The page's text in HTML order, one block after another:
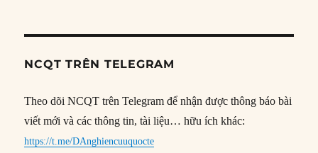
NCQT TRÊN TELEGRAM
Theo dõi NCQT trên Telegram để nhận được thông báo bài
viết mới và các thông tin, tài liệu… hữu ích khác:
https://t.me/DAnghiencuuquocte